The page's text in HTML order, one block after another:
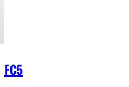
FC5